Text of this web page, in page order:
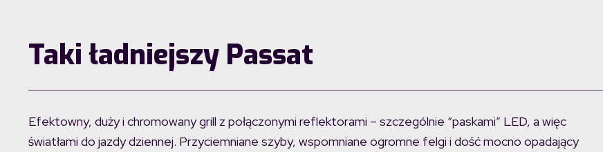
Taki ładniejszy Passat
Efektowny, duży i chromowany grill z połączonymi reflektorami – szczególnie “paskami” LED, a więc
światłami do jazdy dziennej. Przyciemniane szyby, wspomniane ogromne felgi i dość mocno opadający